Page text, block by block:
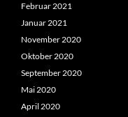
Februar 2021
Januar 2021
November 2020
Oktober 2020
September 2020
Mai 2020
April 2020